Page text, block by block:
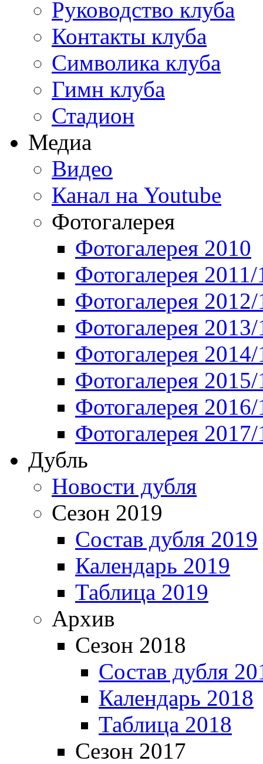
Руководство клуба
Контакты клуба
Символика клуба
Гимн клуба
Стадион
Медиа
Видео
Канал на Youtube
Фотогалерея
Фотогалерея 2010
Фотогалерея 2011/
Фотогалерея
Фотогалерея
Фотогалерея
Фотогалерея
Фотогалерея
Фотогалерея
Дубль
Новости дубля
Сезон 2019
Состав дубля 2019
Календарь 2019
Таблица 2019
Архив
Сезон 2018
Состав дубля
Календарь 2018
Таблица 2018
Сезон 2017